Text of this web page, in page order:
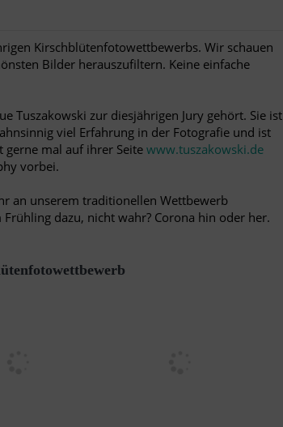
Kirschblütenfotowettbewerbs. Wir schauen
Bilder herauszufiltern. Keine einfache
Tuszakowski zur diesjährigen Jury gehört. Sie ist
viel Erfahrung in der Fotografie und ist
gerne mal auf ihrer Seitewww.tuszakowski.de
vorbei.
an unserem traditionellen Wettbewerb
dazu, nicht wahr? Corona hin oder her.